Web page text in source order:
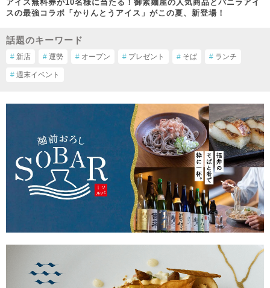
アイス無料券が10名様に当たる！御素麺屋の人気商品とバニラアイ
スの最強コラボ「かりんとうアイス」がこの夏、新登場！
話題のキーワード
# 新店 # 運勢 # オープン # プレゼント # そば # ランチ
# 週末イベント